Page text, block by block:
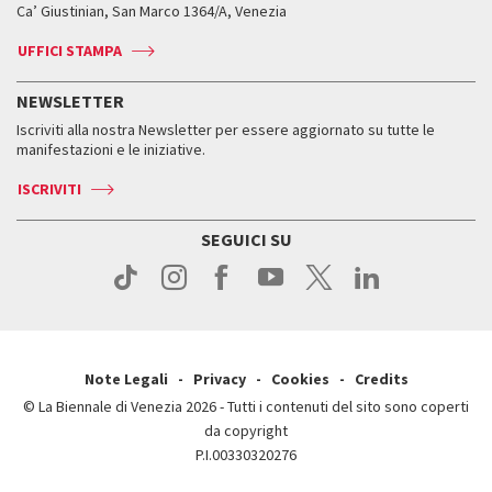
Come raggiungerci
Press
Orari e sedi
Accrediti
Come raggiungerci
Biglietti
Accrediti
Come raggiungerci
Contatti
Press
Come raggiungerci
Press
Leone d’argento
Edizioni passate
Orari e sedi
Biglietti
Servizi al pubblico
Come raggiungerci
Contatti
ASAC DATI
Storia
Orari e sedi
Ca’ Giustinian, San Marco 1364/A, Venezia
UFFICI STAMPA
NEWSLETTER
Iscriviti alla nostra Newsletter per essere aggiornato su tutte le
manifestazioni e le iniziative.
ISCRIVITI
SEGUICI SU
Note Legali Privacy Cookies
Credits
© La Biennale di Venezia 2026 - Tutti i contenuti del sito sono coperti
da copyright
P.I.00330320276